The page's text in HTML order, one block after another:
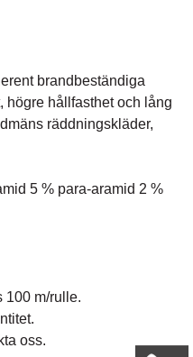
brandbeständiga
högre hållfasthet och lång
räddningskläder,
5 % para-aramid 2 %
100 m/rulle.
oss.